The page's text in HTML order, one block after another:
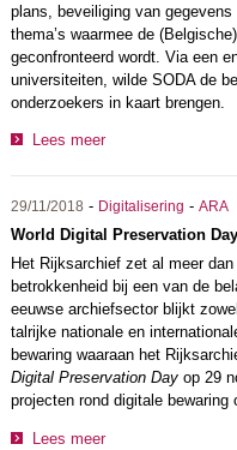
plans, beveiliging van
thema’s waarmee de
geconfronteerd wordt. Via een
universiteiten, wilde SODA de
onderzoekers in kaart brengen.
Lees meer
29/11/2018 - Digitalisering - ARA
World Digital Preservation Day
Het Rijksarchief zet al meer
betrokkenheid bij een van de
eeuwse archiefsector blijkt
talrijke nationale en
bewaring waaraan het
Digital Preservation Day op 29
projecten rond digitale bewaring
Lees meer